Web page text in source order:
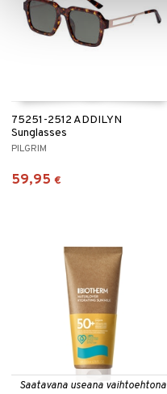
75251-2512 ADDILYN
Sunglasses
PILGRIM
59,95 €
Saatavana useana vaihtoehtona